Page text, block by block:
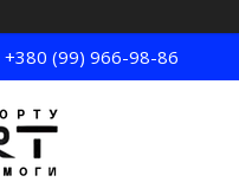
+380 (99) 966-98-86